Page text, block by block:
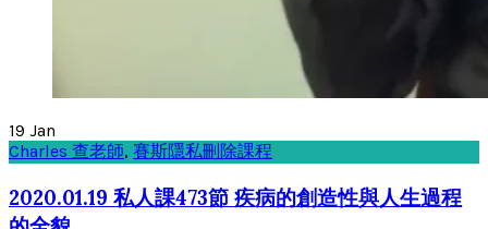
19 Jan
Charles 查老師, 賽斯隱私刪除課程
2020.01.19 私人課473節 疾病的創造性與人生過程